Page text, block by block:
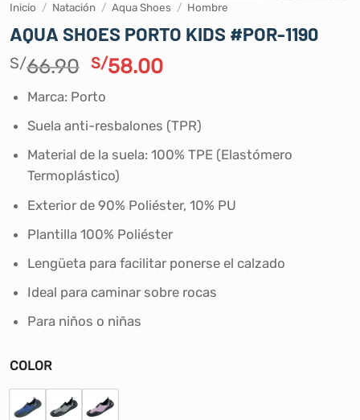
Inicio / Natación / Aqua Shoes / Hombre
AQUA SHOES PORTO KIDS #POR-1190
S/66.90 El
original
era:
S/66.90.
S/58.00El
es:
S/58.00.
Marca: Porto
Suela anti-resbalones (TPR)
Material de la suela: 100% TPE (Elastómero
Termoplástico)
Exterior de 90% Poliéster, 10% PU
Plantilla 100% Poliéster
Lengüeta para facilitar ponerse el calzado
Ideal para caminar sobre rocas
Para niños o niñas
COLOR